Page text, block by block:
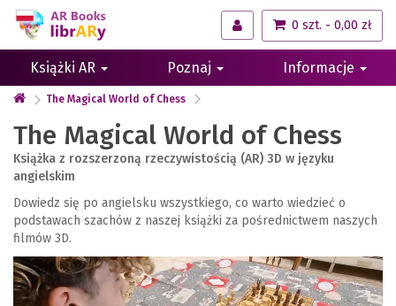
0 szt. - 0,00 zł
Książki AR Poznaj Informacje
The Magical World of Chess
The Magical World of Chess
Książka z rozszerzoną rzeczywistością (AR) 3D w języku
angielskim
Dowiedz się po angielsku wszystkiego, co warto wiedzieć o
podstawach szachów z naszej książki za pośrednictwem naszych
filmów 3D.